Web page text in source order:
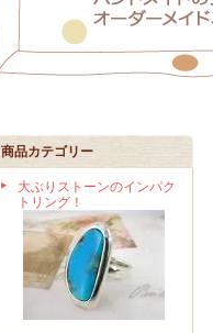
商品カテゴリー
大ぶりストーンのインパク
トリング！